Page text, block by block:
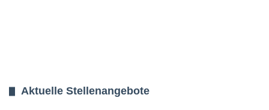
Aktuelle Stellenangebote